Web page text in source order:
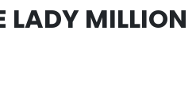
LADY MILLION